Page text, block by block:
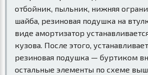
отбойник, пыльник, нижняя
шайба, резиновая подушка на
виде амортизатор
кузова. После этого,
резиновая подушка — буртиком
остальные элементы по схеме